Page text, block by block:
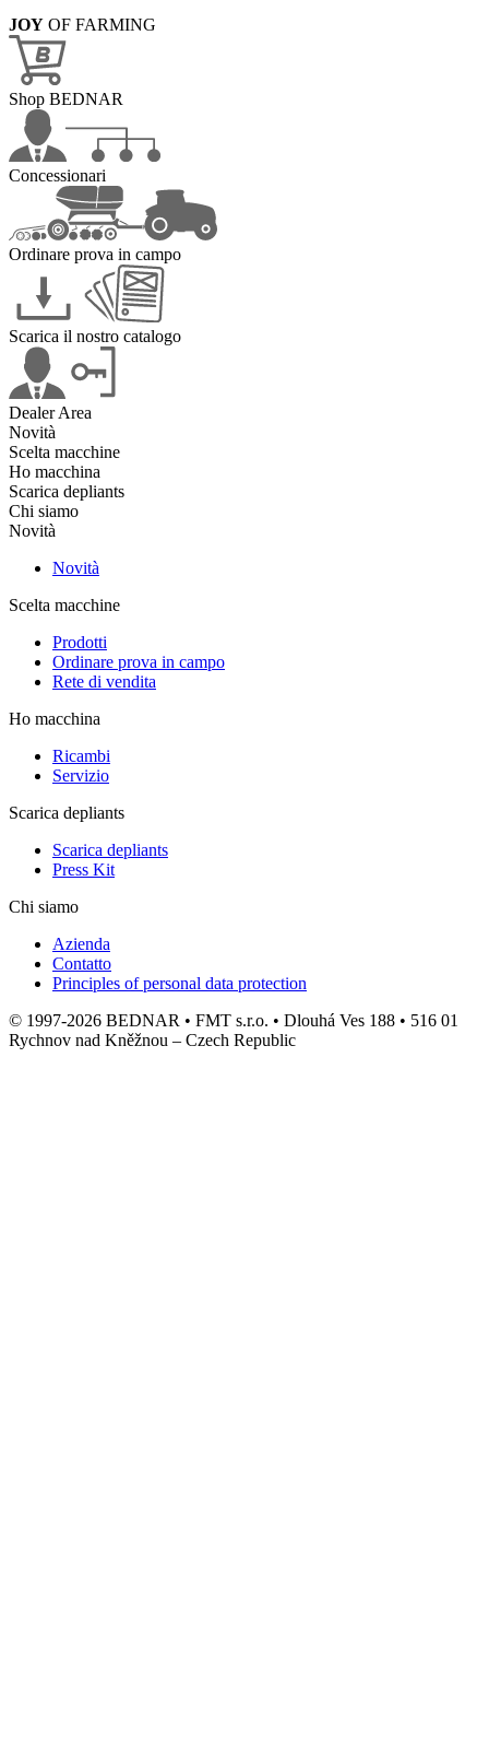
JOY OF FARMING
Shop BEDNAR
Concessionari
Ordinare prova in campo
Scarica il nostro catalogo
Dealer Area
Novità
Scelta macchine
Ho macchina
Scarica depliants
Chi siamo
Novità
Novità
Scelta macchine
Prodotti
Ordinare prova in campo
Rete di vendita
Ho macchina
Ricambi
Servizio
Scarica depliants
Scarica depliants
Press Kit
Chi siamo
Azienda
Contatto
Principles of personal data protection
© 1997-2026 BEDNAR • FMT s.r.o. • Dlouhá Ves 188 • 516 01
Rychnov nad Kněžnou – Czech Republic